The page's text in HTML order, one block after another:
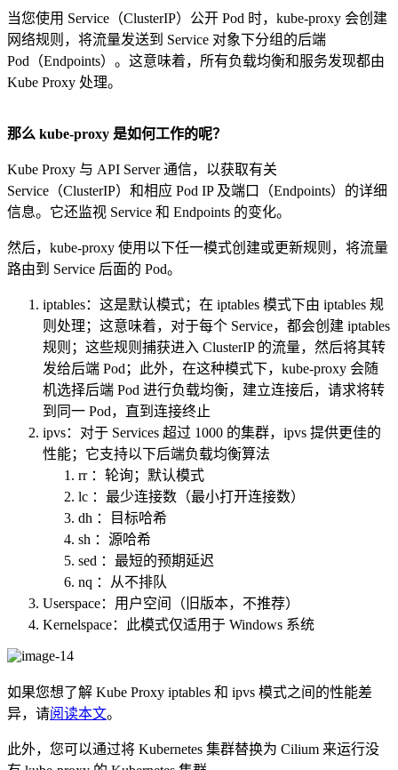
当您使用 Service（ClusterIP）公开 Pod 时，kube-proxy 会创建
网络规则，将流量发送到 Service 对象下分组的后端
Pod（Endpoints）。这意味着，所有负载均衡和服务发现都由
Kube Proxy 处理。
那么 kube-proxy 是如何工作的呢？
Kube Proxy 与 API Server 通信，以获取有关
Service（ClusterIP）和相应 Pod IP 及端口（Endpoints）的详细
信息。它还监视 Service 和 Endpoints 的变化。
然后，kube-proxy 使用以下任一模式创建或更新规则，将流量
路由到 Service 后面的 Pod。
iptables：这是默认模式；在 iptables 模式下由 iptables 规
则处理；这意味着，对于每个 Service，都会创建 iptables
规则；这些规则捕获进入 ClusterIP 的流量，然后将其转
发给后端 Pod；此外，在这种模式下，kube-proxy 会随
机选择后端 Pod 进行负载均衡，建立连接后，请求将转
到同一 Pod，直到连接终止
ipvs：对于 Services 超过 1000 的集群，ipvs 提供更佳的
性能；它支持以下后端负载均衡算法
rr ：轮询；默认模式
lc ：最少连接数（最小打开连接数）
dh ：目标哈希
sh ：源哈希
sed ：最短的预期延迟
nq ：从不排队
Userspace：用户空间（旧版本，不推荐）
Kernelspace：此模式仅适用于 Windows 系统
如果您想了解 Kube Proxy iptables 和 ipvs 模式之间的性能差
异，请阅读本文。
此外，您可以通过将 Kubernetes 集群替换为 Cilium 来运行没